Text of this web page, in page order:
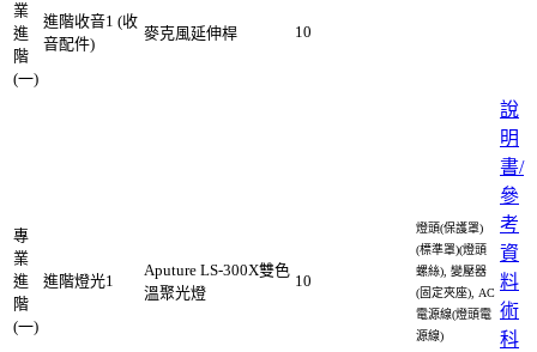
業
進
階
(一)
進階收音1 (收
音配件)
麥克風延伸桿 10
專
業
進
階
(一)
進階燈光1
Aputure LS-300X雙色
溫聚光燈
10
燈頭(保護罩)
(標準罩)(燈頭
螺絲), 變壓器
(固定夾座), AC
電源線(燈頭電
源線)
說
明
書/
參
考
資
料
術
科